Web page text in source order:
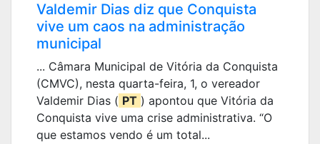
Valdemir Dias diz que Conquista
vive um caos na administração
municipal
... Câmara Municipal de Vitória da Conquista
(CMVC), nesta quarta-feira, 1, o vereador
Valdemir Dias ( PT ) apontou que Vitória da
Conquista vive uma crise administrativa. “O
que estamos vendo é um total...